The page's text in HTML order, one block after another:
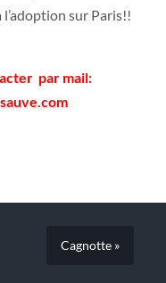
sur Paris!!
par mail:
Cagnotte »